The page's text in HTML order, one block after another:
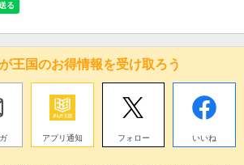
王国のお得情報を受け取ろう
アプリ通知 フォロー いいね